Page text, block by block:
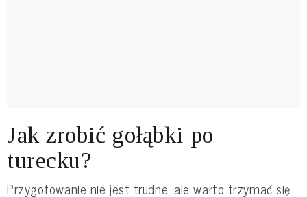
Jak zrobić gołąbki po
turecku?
Przygotowanie nie jest trudne, ale warto trzymać się